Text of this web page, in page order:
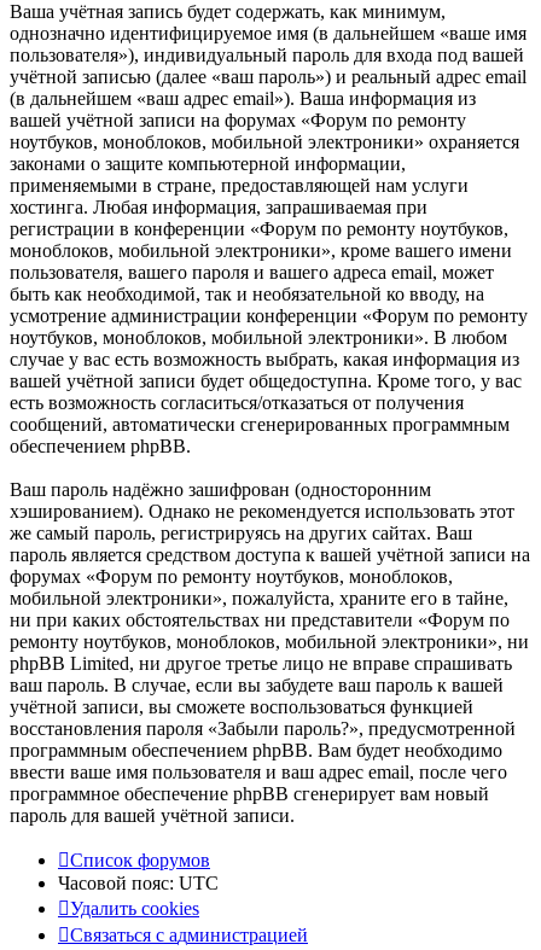
Ваша учётная запись будет содержать, как минимум,
однозначно идентифицируемое имя (в дальнейшем «ваше имя
пользователя»), индивидуальный пароль для входа под вашей
учётной записью (далее «ваш пароль») и реальный адрес email
(в дальнейшем «ваш адрес email»). Ваша информация из
вашей учётной записи на форумах «Форум по ремонту
ноутбуков, моноблоков, мобильной электроники» охраняется
законами о защите компьютерной информации,
применяемыми в стране, предоставляющей нам услуги
хостинга. Любая информация, запрашиваемая при
регистрации в конференции «Форум по ремонту ноутбуков,
моноблоков, мобильной электроники», кроме вашего имени
пользователя, вашего пароля и вашего адреса email, может
быть как необходимой, так и необязательной ко вводу, на
усмотрение администрации конференции «Форум по ремонту
ноутбуков, моноблоков, мобильной электроники». В любом
случае у вас есть возможность выбрать, какая информация из
вашей учётной записи будет общедоступна. Кроме того, у вас
есть возможность согласиться/отказаться от получения
сообщений, автоматически сгенерированных программным
обеспечением phpBB.
Ваш пароль надёжно зашифрован (односторонним
хэшированием). Однако не рекомендуется использовать этот
же самый пароль, регистрируясь на других сайтах. Ваш
пароль является средством доступа к вашей учётной записи на
форумах «Форум по ремонту ноутбуков, моноблоков,
мобильной электроники», пожалуйста, храните его в тайне,
ни при каких обстоятельствах ни представители «Форум по
ремонту ноутбуков, моноблоков, мобильной электроники», ни
phpBB Limited, ни другое третье лицо не вправе спрашивать
ваш пароль. В случае, если вы забудете ваш пароль к вашей
учётной записи, вы сможете воспользоваться функцией
восстановления пароля «Забыли пароль?», предусмотренной
программным обеспечением phpBB. Вам будет необходимо
ввести ваше имя пользователя и ваш адрес email, после чего
программное обеспечение phpBB сгенерирует вам новый
пароль для вашей учётной записи.
Список форумов
Часовой пояс: UTC
Удалить cookies
Связаться
Связаться с администрацией